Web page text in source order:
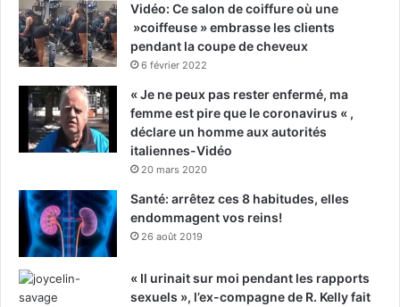
Vidéo: Ce salon de coiffure où une
»coiffeuse » embrasse les clients
pendant la coupe de cheveux
6 février 2022
« Je ne peux pas rester enfermé, ma
femme est pire que le coronavirus « ,
déclare un homme aux autorités
italiennes-Vidéo
20 mars 2020
Santé: arrêtez ces 8 habitudes, elles
endommagent vos reins!
26 août 2019
« Il urinait sur moi pendant les rapports
sexuels », l’ex-compagne de R. Kelly fait